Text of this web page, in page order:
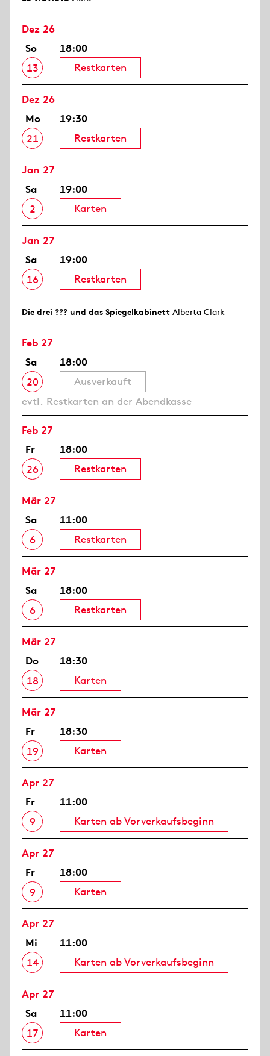
Dez 26
So
13
18:00
Restkarten
Dez 26
Mo
21
19:30
Restkarten
Jan 27
Sa
2
19:00
Karten
Jan 27
Sa
16
19:00
Restkarten
Die drei ??? und das Spiegelkabinett Alberta Clark
Feb 27
Sa
20
18:00
Ausverkauft
evtl. Restkarten an der Abendkasse
Feb 27
Fr
26
18:00
Restkarten
Mär 27
Sa
6
11:00
Restkarten
Mär 27
Sa
6
18:00
Restkarten
Mär 27
Do
18
18:30
Karten
Mär 27
Fr
19
18:30
Karten
Apr 27
Fr
9
11:00
Karten ab Vorverkaufsbeginn
Apr 27
Fr
9
18:00
Karten
Apr 27
Mi
14
11:00
Karten ab Vorverkaufsbeginn
Apr 27
Sa
17
11:00
Karten